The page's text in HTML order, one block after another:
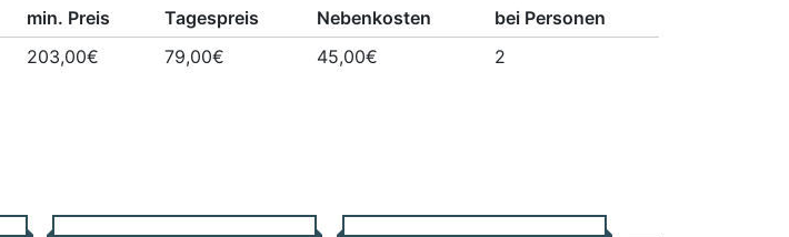
min. Preis Tagespreis Nebenkosten
bei Personen
203,00€ 79,00€ 45,00€ 2